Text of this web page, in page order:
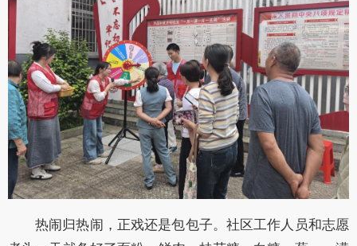
热闹归热闹，正戏还是包包子。社区工作人员和志愿